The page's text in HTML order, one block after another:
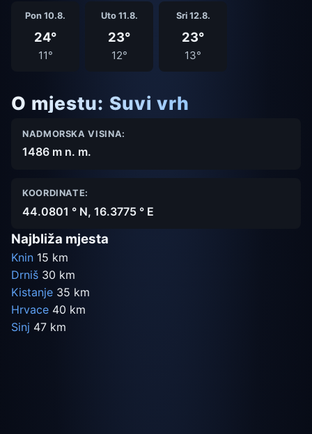
Pon 10.8.
24°
11°
Uto 11.8.
23°
12°
Sri 12.8.
23°
13°
O mjestu: Suvi vrh
NADMORSKA VISINA:
1486 m n. m.
KOORDINATE:
44.0801 ° N, 16.3775 ° E
Najbliža mjesta
Knin 15 km
Drniš 30 km
Kistanje 35 km
Hrvace 40 km
Sinj 47 km